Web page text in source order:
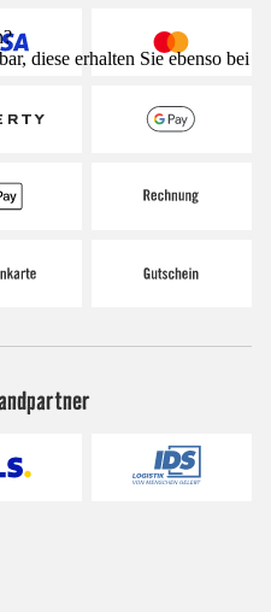
diese erhalten Sie ebenso bei